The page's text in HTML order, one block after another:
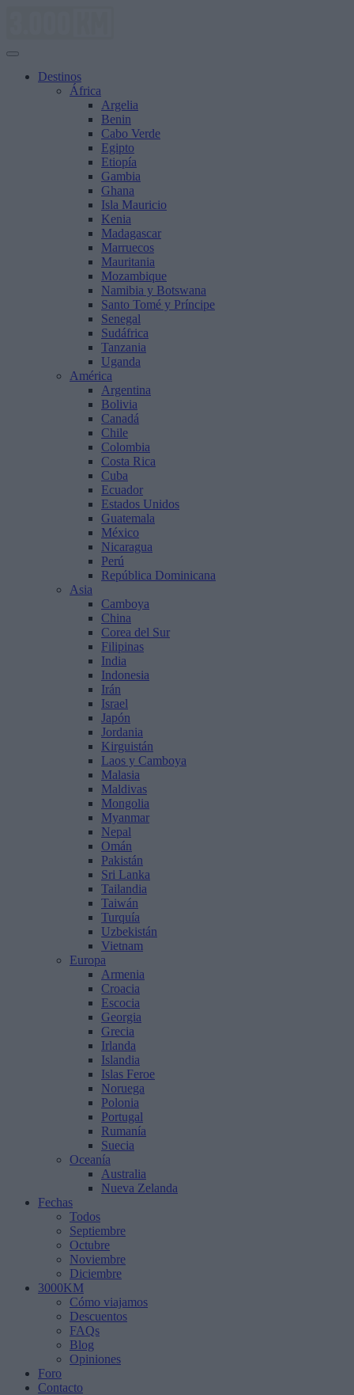
Destinos
África
Argelia
Benin
Cabo Verde
Egipto
Etiopía
Gambia
Ghana
Isla Mauricio
Kenia
Madagascar
Marruecos
Mauritania
Mozambique
Namibia y Botswana
Santo Tomé y Príncipe
Senegal
Sudáfrica
Tanzania
Uganda
América
Argentina
Bolivia
Canadá
Chile
Colombia
Costa Rica
Cuba
Ecuador
Estados Unidos
Guatemala
México
Nicaragua
Perú
República Dominicana
Asia
Camboya
China
Corea del Sur
Filipinas
India
Indonesia
Irán
Israel
Japón
Jordania
Kirguistán
Laos y Camboya
Malasia
Maldivas
Mongolia
Myanmar
Nepal
Omán
Pakistán
Sri Lanka
Tailandia
Taiwán
Turquía
Uzbekistán
Vietnam
Europa
Armenia
Croacia
Escocia
Georgia
Grecia
Irlanda
Islandia
Islas Feroe
Noruega
Polonia
Portugal
Rumanía
Suecia
Oceanía
Australia
Nueva Zelanda
Fechas
Todos
Septiembre
Octubre
Noviembre
Diciembre
3000KM
Cómo viajamos
Descuentos
FAQs
Blog
Opiniones
Foro
Contacto